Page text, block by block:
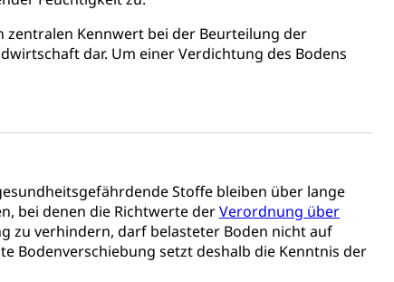
zentralen Kennwert bei der Beurteilung der
dar. Um einer Verdichtung des Bodens
Stoffe bleiben über lange
bei denen die Richtwerte derVerordnung über
zu verhindern, darf belasteter Boden nicht auf
Bodenverschiebung setzt deshalb die Kenntnis der
AHV-Beiträge (WAS Luzern)
Altersrente (WAS Luzern)
Erwerbsunfähigkeit, Behinderte